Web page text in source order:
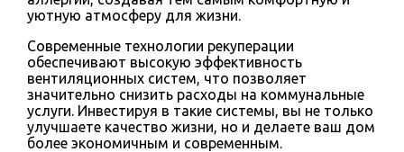
уютную атмосферу для жизни.
Современные технологии рекуперации
обеспечивают высокую эффективность
вентиляционных систем, что позволяет
значительно снизить расходы на коммунальные
услуги. Инвестируя в такие системы, вы не только
улучшаете качество жизни, но и делаете ваш дом
более экономичным и современным.